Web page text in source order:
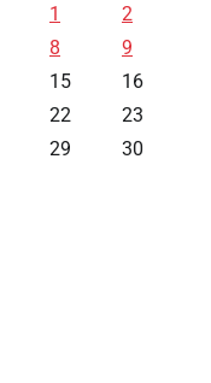
1
2
8
9
15
16
22
23
29
30